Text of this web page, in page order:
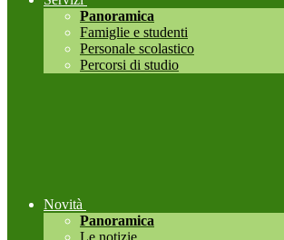
Panoramica
Famiglie e studenti
Personale scolastico
Percorsi di studio
Novità
Panoramica